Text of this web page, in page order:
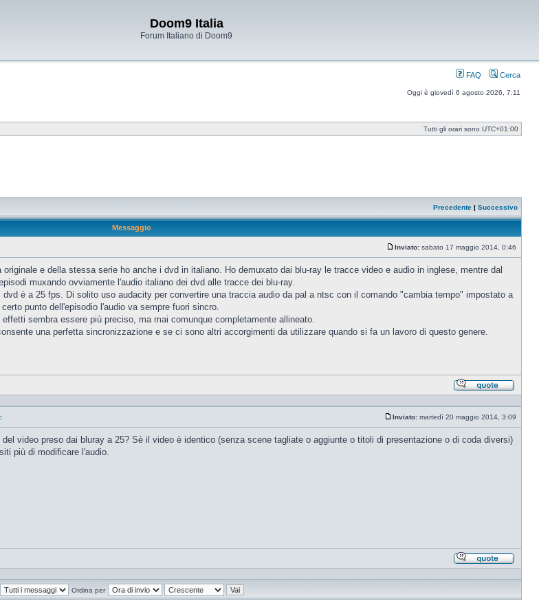
Doom9 Italia
Forum Italiano di Doom9
FAQ Cerca
Oggi è giovedì 6 agosto 2026, 7:11
Tutti gli orari sono UTC+01:00
Precedente | Successivo
Messaggio
Inviato: sabato 17 maggio 2014, 0:46
e della stessa serie ho anche i dvd in italiano. Ho demuxato dai blu-ray le tracce video e audio in inglese, mentre dal
muxando ovviamente l'audio italiano dei dvd alle tracce dei blu-ray.
è a 25 fps. Di solito uso audacity per convertire una traccia audio da pal a ntsc con il comando "cambia tempo" impostato a
punto dell'episodio l'audio va sempre fuori sincro.
sembra essere più preciso, ma mai comunque completamente allineato.
una perfetta sincronizzazione e se ci sono altri accorgimenti da utilizzare quando si fa un lavoro di questo genere.
Inviato: martedì 20 maggio 2014, 3:09
video preso dai bluray a 25? Sè il video è identico (senza scene tagliate o aggiunte o titoli di presentazione o di coda diversi)
più di modificare l'audio.
Ordina per